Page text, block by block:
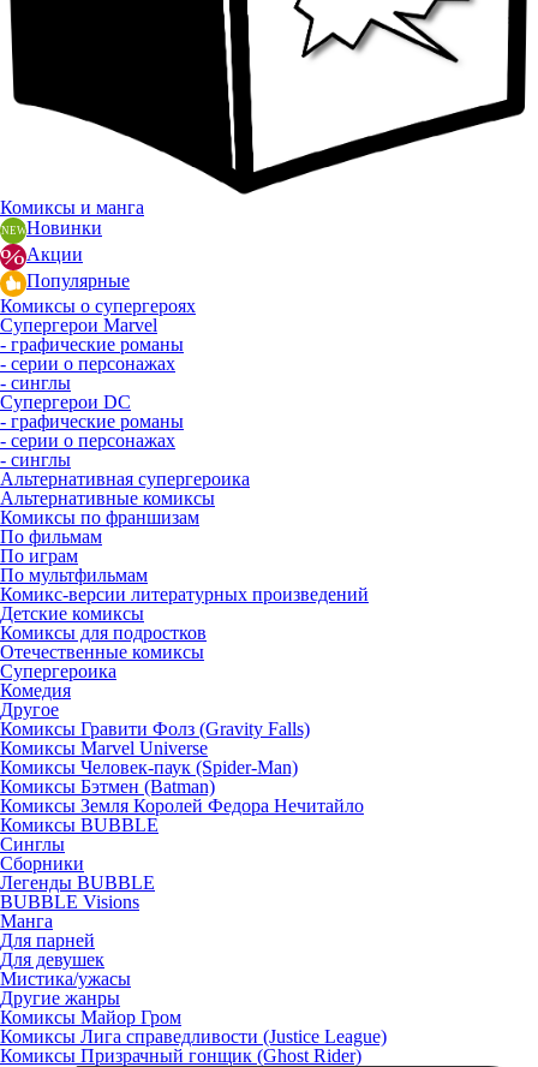
Комиксы и манга
Новинки
Акции
Популярные
Комиксы о супергероях
Супергерои Marvel
- графические романы
- серии о персонажах
- синглы
Супергерои DC
- графические романы
- серии о персонажах
- синглы
Альтернативная супергероика
Альтернативные комиксы
Комиксы по франшизам
По фильмам
По играм
По мультфильмам
Комикс-версии литературных произведений
Детские комиксы
Комиксы для подростков
Отечественные комиксы
Супергероика
Комедия
Другое
Комиксы Гравити Фолз (Gravity Falls)
Комиксы Marvel Universe
Комиксы Человек-паук (Spider-Man)
Комиксы Бэтмен (Batman)
Комиксы Земля Королей Федора Нечитайло
Комиксы BUBBLE
Синглы
Сборники
Легенды BUBBLE
BUBBLE Visions
Манга
Для парней
Для девушек
Мистика/ужасы
Другие жанры
Комиксы Майор Гром
Комиксы Лига справедливости (Justice League)
Комиксы Призрачный гонщик (Ghost Rider)